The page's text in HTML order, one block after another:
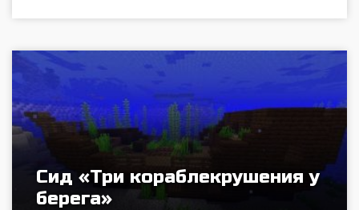
Сид «Три кораблекрушения у
берега»